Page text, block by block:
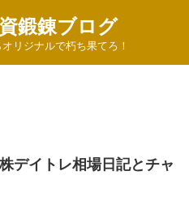
鍛錬ブログ
リジナルで朽ち果てろ！
デイトレ相場日記とチャ